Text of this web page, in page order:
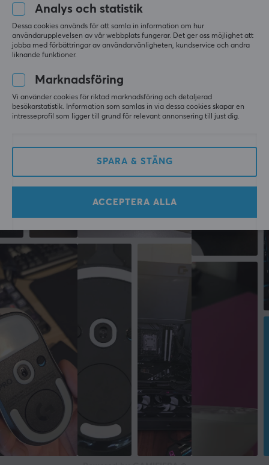
PC
X-raypad Jade Ultra Skates för Ninjutsu Sora V2 / 4K (universal)
för 6 mån. sen
Mer från vårt Community
Analys och statistik
Dessa cookies används för att samla in information om hur
användarupplevelsen av vår webbplats fungerar. Det ger oss möjlighet att
jobba med förbättringar av användarvänligheten, kundservice och andra
liknande funktioner.
Marknadsföring
Vi använder cookies för riktad marknadsföring och detaljerad
besökarstatistik. Information som samlas in via dessa cookies skapar en
intresseprofil som ligger till grund för relevant annonsering till just dig.
SPARA & STÄNG
ACCEPTERA ALLA